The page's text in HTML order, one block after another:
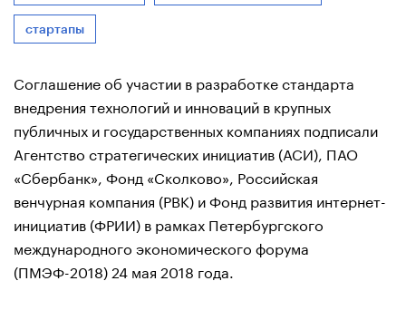
стартапы
Соглашение об участии в разработке стандарта
внедрения технологий и инноваций в крупных
публичных и государственных компаниях подписали
Агентство стратегических инициатив (АСИ), ПАО
«Сбербанк», Фонд «Сколково», Российская
венчурная компания (РВК) и Фонд развития интернет-
инициатив (ФРИИ) в рамках Петербургского
международного экономического форума
(ПМЭФ-2018) 24 мая 2018 года.